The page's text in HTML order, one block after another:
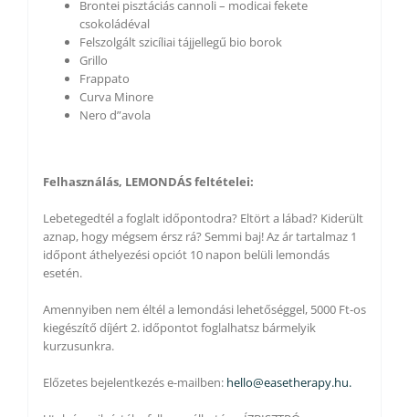
Brontei pisztáciás cannoli – modicai fekete
csokoládéval
Felszolgált szicíliai tájjellegű bio borok
Grillo
Frappato
Curva Minore
Nero d”avola
Felhasználás, LEMONDÁS feltételei:
Lebetegedtél a foglalt időpontodra? Eltört a lábad? Kiderült
aznap, hogy mégsem érsz rá? Semmi baj! Az ár tartalmaz 1
időpont áthelyezési opciót 10 napon belüli lemondás
esetén.
Amennyiben nem éltél a lemondási lehetőséggel, 5000 Ft-os
kiegészítő díjért 2. időpontot foglalhatsz bármelyik
kurzusunkra.
Előzetes bejelentkezés e-mailben: hello@easetherapy.hu.